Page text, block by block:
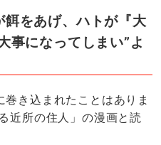
をあげ、ハトが『大
事になってしまい”よ
き込まれたことはありま
近所の住人」の漫画と読